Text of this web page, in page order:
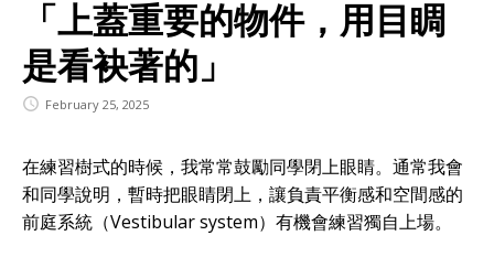
「上蓋重要的物件，用目睭
是看袂著的」
February 25, 2025
在練習樹式的時候，我常常鼓勵同學閉上眼睛。通常我會
和同學說明，暫時把眼睛閉上，讓負責平衡感和空間感的
前庭系統（Vestibular system）有機會練習獨自上場。